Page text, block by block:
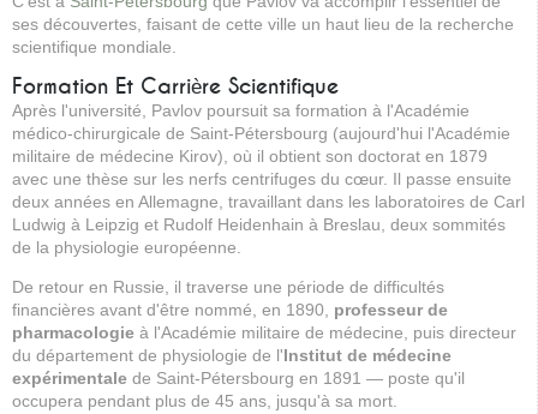
ses découvertes, faisant de cette ville un haut lieu de la recherche
scientifique mondiale.
Formation Et Carrière Scientifique
Après l'université, Pavlov poursuit sa formation à l'Académie
médico-chirurgicale de Saint-Pétersbourg (aujourd'hui l'Académie
militaire de médecine Kirov), où il obtient son doctorat en 1879
avec une thèse sur les nerfs centrifuges du cœur. Il passe ensuite
deux années en Allemagne, travaillant dans les laboratoires de Carl
Ludwig à Leipzig et Rudolf Heidenhain à Breslau, deux sommités
de la physiologie européenne.
De retour en Russie, il traverse une période de difficultés
financières avant d'être nommé, en 1890, professeur de
pharmacologie à l'Académie militaire de médecine, puis directeur
du département de physiologie de l'Institut de médecine
expérimentale de Saint-Pétersbourg en 1891 — poste qu'il
occupera pendant plus de 45 ans, jusqu'à sa mort.